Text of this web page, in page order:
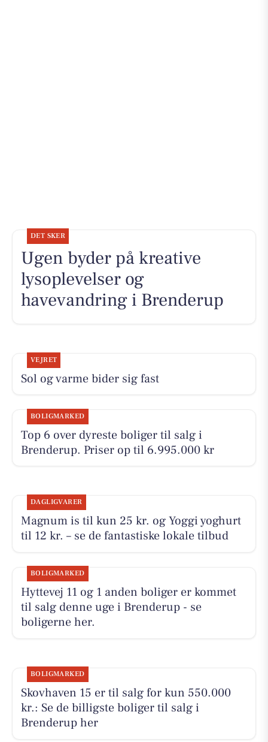
DET SKER
Ugen byder på kreative
lysoplevelser og
havevandring i Brenderup
VEJRET
Sol og varme bider sig fast
BOLIGMARKED
Top 6 over dyreste boliger til salg i
Brenderup. Priser op til 6.995.000 kr
DAGLIGVARER
Magnum is til kun 25 kr. og Yoggi yoghurt
til 12 kr. – se de fantastiske lokale tilbud
BOLIGMARKED
Hyttevej 11 og 1 anden boliger er kommet
til salg denne uge i Brenderup - se
boligerne her.
BOLIGMARKED
Skovhaven 15 er til salg for kun 550.000
kr.: Se de billigste boliger til salg i
Brenderup her